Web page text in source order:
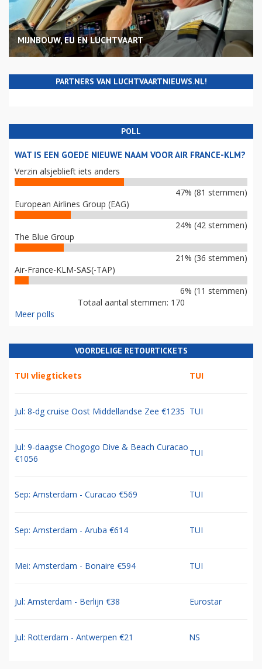
MIJNBOUW, EU EN LUCHTVAART
PARTNERS VAN LUCHTVAARTNIEUWS.NL!
POLL
WAT IS EEN GOEDE NIEUWE NAAM VOOR AIR FRANCE-KLM?
Verzin alsjeblieft iets anders
47% (81 stemmen)
European Airlines Group (EAG)
24% (42 stemmen)
The Blue Group
21% (36 stemmen)
Air-France-KLM-SAS(-TAP)
6% (11 stemmen)
Totaal aantal stemmen: 170
Meer polls
VOORDELIGE RETOURTICKETS
TUI vliegtickets TUI
Jul: 8-dg cruise Oost Middellandse Zee €1235 TUI
Jul: 9-daagse Chogogo Dive & Beach Curacao
€1056
TUI
Sep: Amsterdam - Curacao €569 TUI
Sep: Amsterdam - Aruba €614 TUI
Mei: Amsterdam - Bonaire €594 TUI
Jul: Amsterdam - Berlijn €38 Eurostar
Jul: Rotterdam - Antwerpen €21 NS